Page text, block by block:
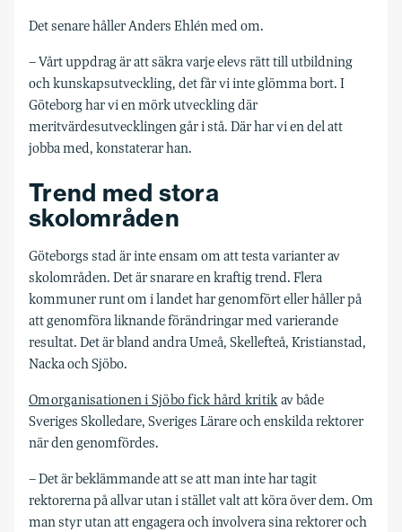
Det senare håller Anders Ehlén med om.
– Vårt uppdrag är att säkra varje elevs rätt till utbildning
och kunskapsutveckling, det får vi inte glömma bort. I
Göteborg har vi en mörk utveckling där
meritvärdesutvecklingen går i stå. Där har vi en del att
jobba med, konstaterar han.
Trend med stora
skolområden
Göteborgs stad är inte ensam om att testa varianter av
skolområden. Det är snarare en kraftig trend. Flera
kommuner runt om i landet har genomfört eller håller på
att genomföra liknande förändringar med varierande
resultat. Det är bland andra Umeå, Skellefteå, Kristianstad,
Nacka och Sjöbo.
Omorganisationen i Sjöbo fick hård kritik av både
Sveriges Skolledare, Sveriges Lärare och enskilda rektorer
när den genomfördes.
– Det är beklämmande att se att man inte har tagit
rektorerna på allvar utan i stället valt att köra över dem. Om
man styr utan att engagera och involvera sina rektorer och